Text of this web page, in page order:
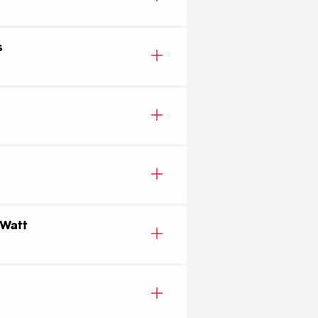
170 Arbeitsplätze.
Doch
Inseln. Sieben